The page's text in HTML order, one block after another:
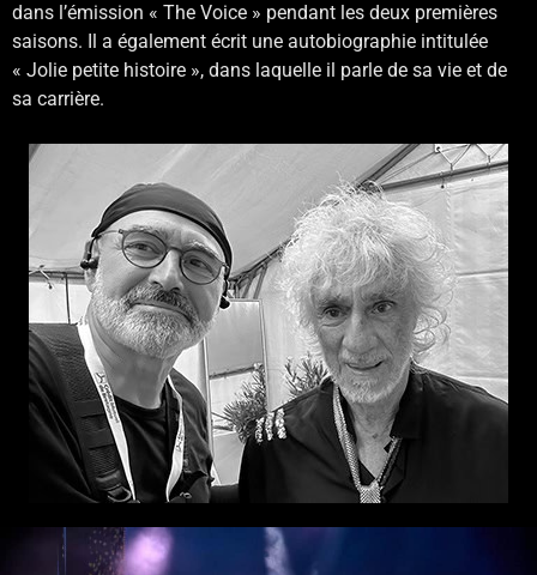
dans l’émission « The Voice » pendant les deux premières
saisons. Il a également écrit une autobiographie intitulée
« Jolie petite histoire », dans laquelle il parle de sa vie et de
sa carrière.